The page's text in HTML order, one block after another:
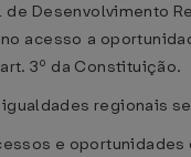
de Desenvolvimento
acesso a
3º da Constituição.
regionais
e